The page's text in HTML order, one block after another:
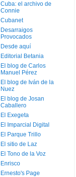
Cuba: el archivo de
Connie
Cubanet
Desarraigos
Provocados
Desde aquí
Editorial Betania
El blog de Carlos
Manuel Pérez
El blog de Iván de la
Nuez
El blog de Josan
Caballero
El Exegeta
El Imparcial Digital
El Parque Trillo
El sitio de Laz
El Tono de la Voz
Enrisco
Ernesto's Page